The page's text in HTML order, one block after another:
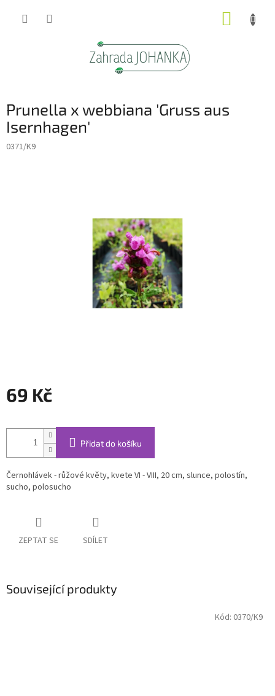
Prunella x webbiana 'Gruss aus
Isernhagen'
0371/K9
69 Kč
cena:
Přidat do košíku
Černohlávek - růžové květy, kvete VI - VIII, 20 cm, slunce, polostín,
sucho, polosucho
ZEPTAT SE SDÍLET
Související produkty
Kód: 0370/K9